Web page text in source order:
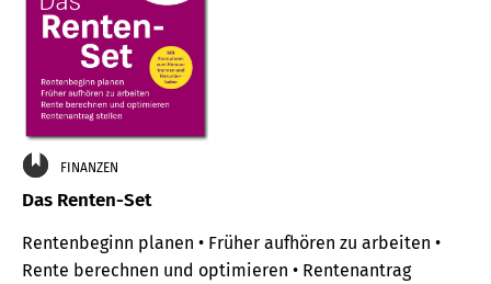
FINANZEN
Das Renten-Set
Rentenbeginn planen • Früher aufhören zu arbeiten •
Rente berechnen und optimieren • Rentenantrag